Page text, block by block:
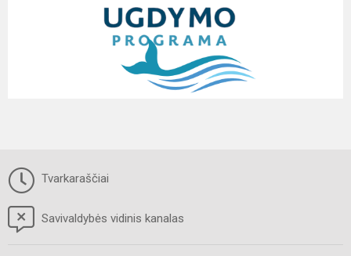
Tvarkaraščiai
Savivaldybės vidinis kanalas